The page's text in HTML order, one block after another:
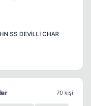
SS DEVİLLİ CHAR
70 kişi